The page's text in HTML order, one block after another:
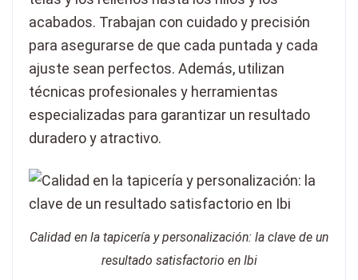
acabados. Trabajan con cuidado y precisión
para asegurarse de que cada puntada y cada
ajuste sean perfectos. Además, utilizan
técnicas profesionales y herramientas
especializadas para garantizar un resultado
duradero y atractivo.
Calidad en la tapicería y personalización: la clave de un
resultado satisfactorio en Ibi